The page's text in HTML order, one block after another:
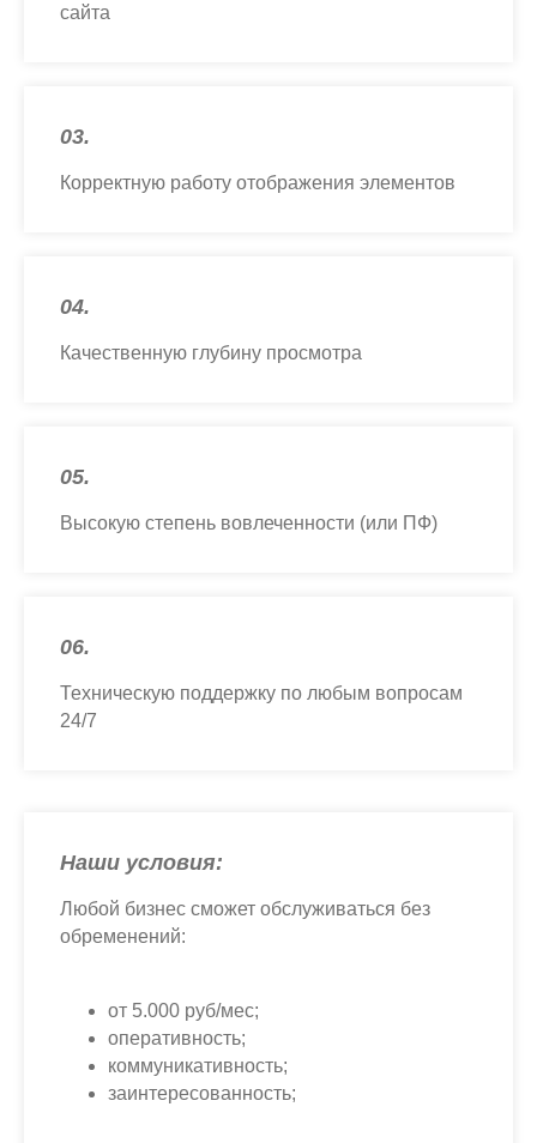
сайта
03.
Корректную работу отображения элементов
04.
Качественную глубину просмотра
05.
Высокую степень вовлеченности (или ПФ)
06.
Техническую поддержку по любым вопросам
24/7
Наши условия:
Любой бизнес сможет обслуживаться без
обременений:
от 5.000 руб/мес;
оперативность;
коммуникативность;
заинтересованность;